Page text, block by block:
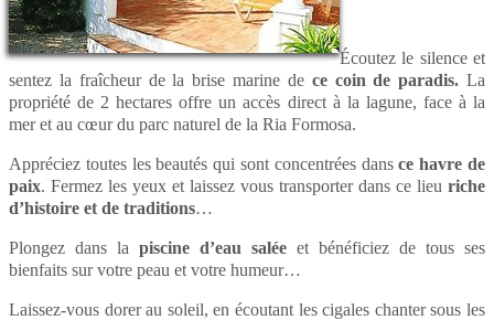
Écoutez le silence et
sentez la fraîcheur de la brise marine de ce coin de paradis.La
propriété de 2 hectares offre un accès direct à la lagune, face à la
mer et au cœur du parc naturel de la Ria Formosa.
Appréciez toutes les beautés qui sont concentrées dansce havre de
paix. Fermez les yeux et laissez vous transporter dans ce lieu riche
d’histoire et de traditions…
Plongez dans la piscine d’eau salée et bénéficiez de tous ses
bienfaits sur votre peau et votre humeur…
Laissez-vous dorer au soleil, en écoutant les cigales chanter sous les